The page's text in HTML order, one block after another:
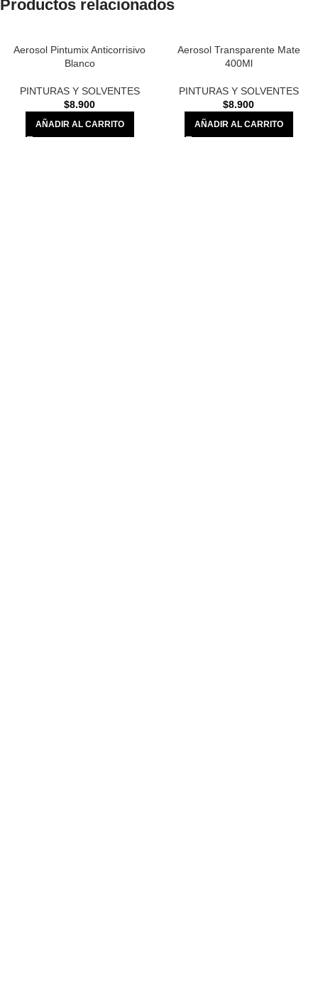
Productos relacionados
Aerosol Pintumix Anticorrisivo
Blanco
PINTURAS Y SOLVENTES
$8.900
AÑADIR AL CARRITO
Aerosol Transparente Mate
400Ml
PINTURAS Y SOLVENTES
$8.900
AÑADIR AL CARRITO